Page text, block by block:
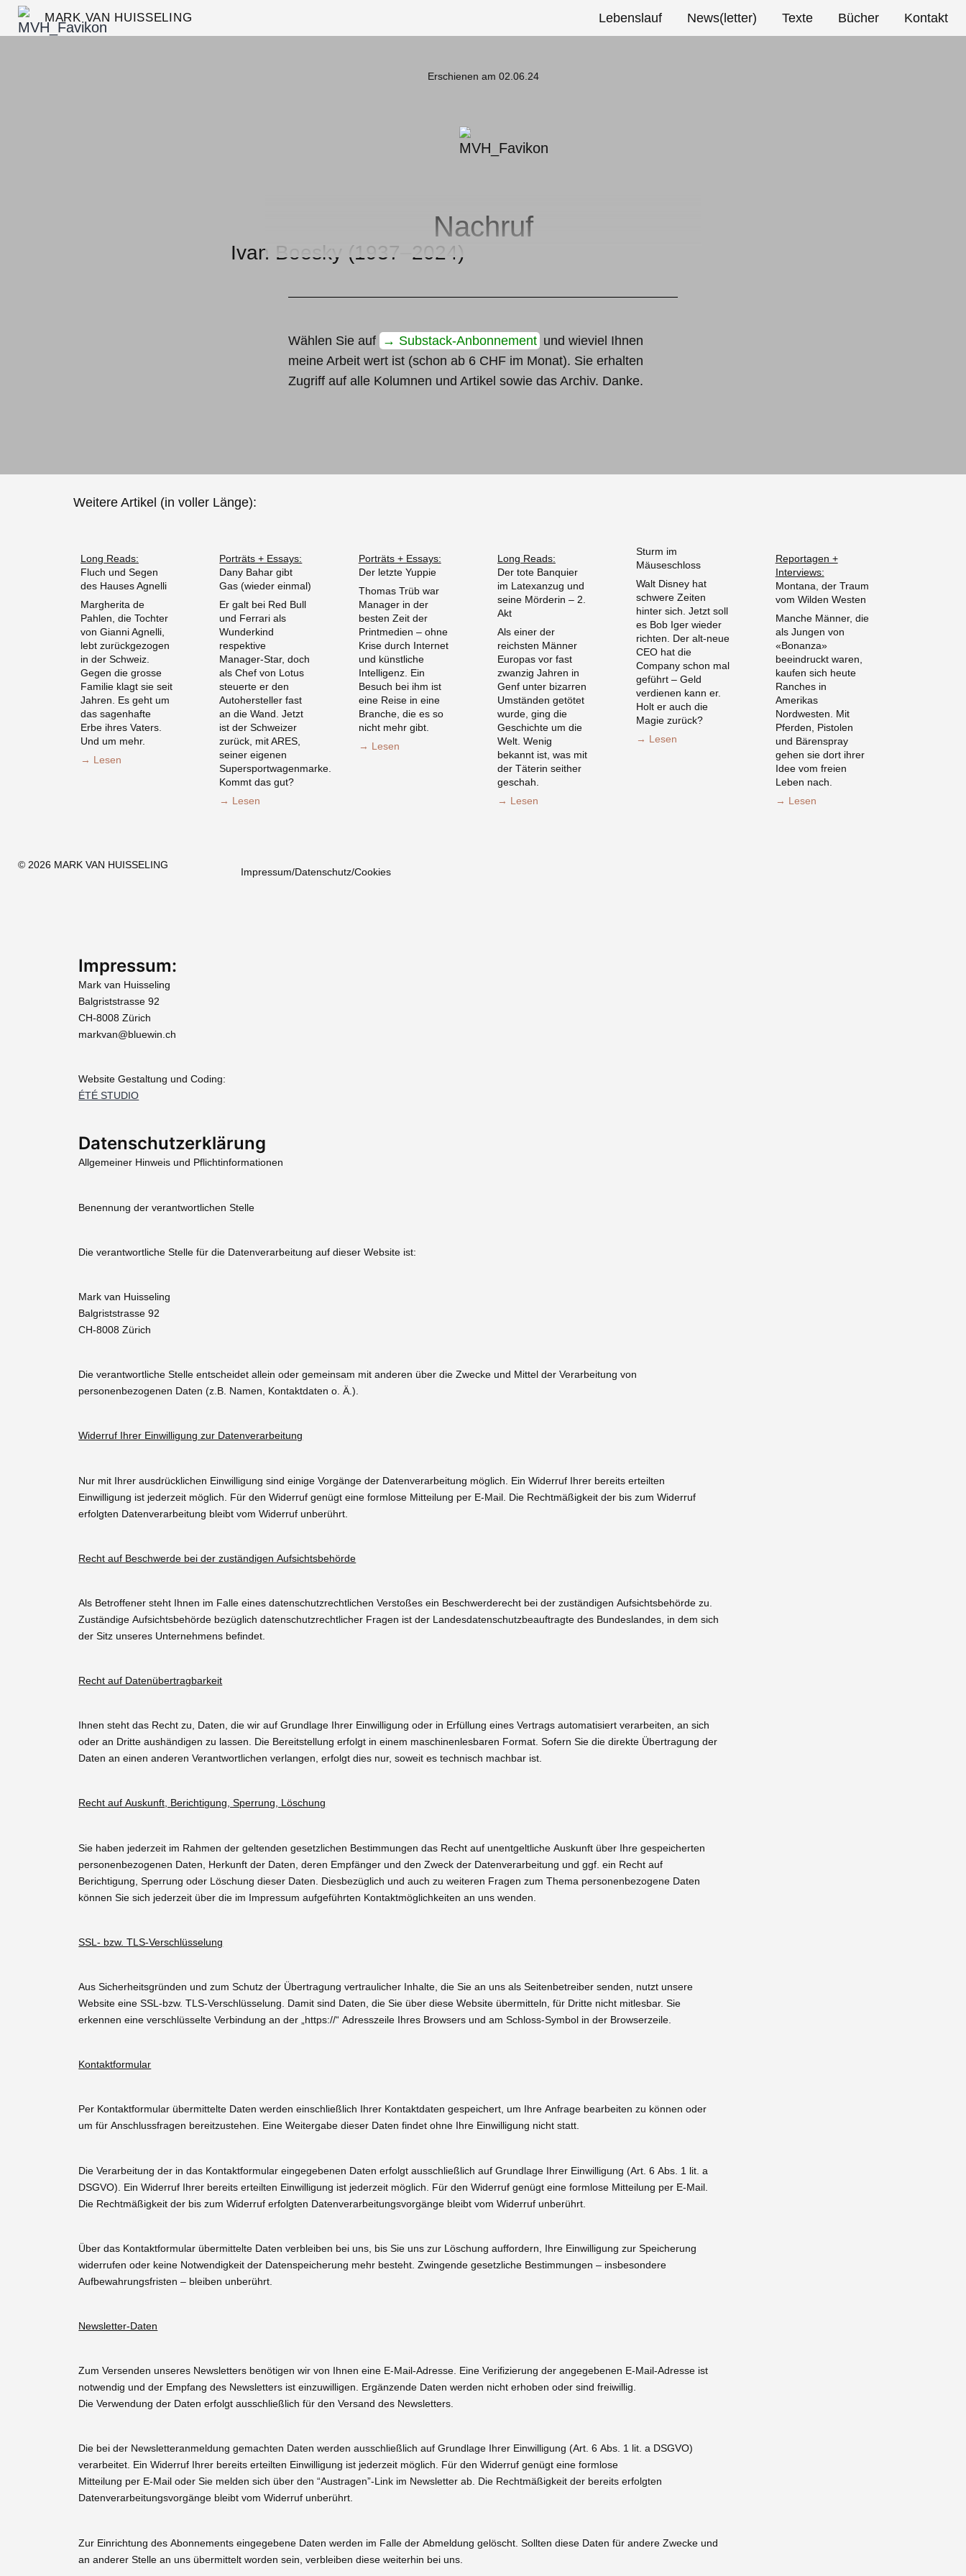
MARK VAN HUISSELING Lebenslauf News(letter) Texte Bücher Kontakt
Erschienen am 02.06.24
Nachruf
Ivan Boesky (1937–2024)
Wählen Sie auf → Substack-Anbonnement und wieviel Ihnen
meine Arbeit wert ist (schon ab 6 CHF im Monat). Sie erhalten
Zugriff auf alle Kolumnen und Artikel sowie das Archiv. Danke.
Weitere Artikel (in voller Länge):
Long Reads:
Fluch und Segen
des Hauses Agnelli
Margherita de
Pahlen, die Tochter
von Gianni Agnelli,
lebt zurückgezogen
in der Schweiz.
Gegen die grosse
Familie klagt sie seit
Jahren. Es geht um
das sagenhafte
Erbe ihres Vaters.
Und um mehr.
→ Lesen
Porträts + Essays:
Dany Bahar gibt
Gas (wieder einmal)
Er galt bei Red Bull
und Ferrari als
Wunderkind
respektive
Manager-Star, doch
als Chef von Lotus
steuerte er den
Autohersteller fast
an die Wand. Jetzt
ist der Schweizer
zurück, mit ARES,
seiner eigenen
Supersportwagenmarke.
Kommt das gut?
→ Lesen
Porträts + Essays:
Der letzte Yuppie
Thomas Trüb war
Manager in der
besten Zeit der
Printmedien – ohne
Krise durch Internet
und künstliche
Intelligenz. Ein
Besuch bei ihm ist
eine Reise in eine
Branche, die es so
nicht mehr gibt.
→ Lesen
Long Reads:
Der tote Banquier
im Latexanzug und
seine Mörderin – 2.
Akt
Als einer der
reichsten Männer
Europas vor fast
zwanzig Jahren in
Genf unter bizarren
Umständen getötet
wurde, ging die
Geschichte um die
Welt. Wenig
bekannt ist, was mit
der Täterin seither
geschah.
→ Lesen
Sturm im
Mäuseschloss
Walt Disney hat
schwere Zeiten
hinter sich. Jetzt soll
es Bob Iger wieder
richten. Der alt-neue
CEO hat die
Company schon mal
geführt – Geld
verdienen kann er.
Holt er auch die
Magie zurück?
→ Lesen
Reportagen +
Interviews:
Montana, der Traum
vom Wilden Westen
Manche Männer, die
als Jungen von
«Bonanza»
beeindruckt waren,
kaufen sich heute
Ranches in
Amerikas
Nordwesten. Mit
Pferden, Pistolen
und Bärenspray
gehen sie dort ihrer
Idee vom freien
Leben nach.
→ Lesen
© 2026 MARK VAN HUISSELING
Impressum/Datenschutz/Cookies
Impressum:
Mark van Huisseling
Balgriststrasse 92
CH-8008 Zürich
markvan@bluewin.ch
Website Gestaltung und Coding:
ÉTÉ STUDIO
Datenschutzerklärung
Allgemeiner Hinweis und Pflichtinformationen
Benennung der verantwortlichen Stelle
Die verantwortliche Stelle für die Datenverarbeitung auf dieser Website ist:
Mark van Huisseling
Balgriststrasse 92
CH-8008 Zürich
Die verantwortliche Stelle entscheidet allein oder gemeinsam mit anderen über die Zwecke und Mittel der Verarbeitung von
personenbezogenen Daten (z.B. Namen, Kontaktdaten o. Ä.).
Widerruf Ihrer Einwilligung zur Datenverarbeitung
Nur mit Ihrer ausdrücklichen Einwilligung sind einige Vorgänge der Datenverarbeitung möglich. Ein Widerruf Ihrer bereits erteilten
Einwilligung ist jederzeit möglich. Für den Widerruf genügt eine formlose Mitteilung per E-Mail. Die Rechtmäßigkeit der bis zum Widerruf
erfolgten Datenverarbeitung bleibt vom Widerruf unberührt.
Recht auf Beschwerde bei der zuständigen Aufsichtsbehörde
Als Betroffener steht Ihnen im Falle eines datenschutzrechtlichen Verstoßes ein Beschwerderecht bei der zuständigen Aufsichtsbehörde zu.
Zuständige Aufsichtsbehörde bezüglich datenschutzrechtlicher Fragen ist der Landesdatenschutzbeauftragte des Bundeslandes, in dem sich
der Sitz unseres Unternehmens befindet.
Recht auf Datenübertragbarkeit
Ihnen steht das Recht zu, Daten, die wir auf Grundlage Ihrer Einwilligung oder in Erfüllung eines Vertrags automatisiert verarbeiten, an sich
oder an Dritte aushändigen zu lassen. Die Bereitstellung erfolgt in einem maschinenlesbaren Format. Sofern Sie die direkte Übertragung der
Daten an einen anderen Verantwortlichen verlangen, erfolgt dies nur, soweit es technisch machbar ist.
Recht auf Auskunft, Berichtigung, Sperrung, Löschung
Sie haben jederzeit im Rahmen der geltenden gesetzlichen Bestimmungen das Recht auf unentgeltliche Auskunft über Ihre gespeicherten
personenbezogenen Daten, Herkunft der Daten, deren Empfänger und den Zweck der Datenverarbeitung und ggf. ein Recht auf
Berichtigung, Sperrung oder Löschung dieser Daten. Diesbezüglich und auch zu weiteren Fragen zum Thema personenbezogene Daten
können Sie sich jederzeit über die im Impressum aufgeführten Kontaktmöglichkeiten an uns wenden.
SSL- bzw. TLS-Verschlüsselung
Aus Sicherheitsgründen und zum Schutz der Übertragung vertraulicher Inhalte, die Sie an uns als Seitenbetreiber senden, nutzt unsere
Website eine SSL-bzw. TLS-Verschlüsselung. Damit sind Daten, die Sie über diese Website übermitteln, für Dritte nicht mitlesbar. Sie
erkennen eine verschlüsselte Verbindung an der „https://“ Adresszeile Ihres Browsers und am Schloss-Symbol in der Browserzeile.
Kontaktformular
Per Kontaktformular übermittelte Daten werden einschließlich Ihrer Kontaktdaten gespeichert, um Ihre Anfrage bearbeiten zu können oder
um für Anschlussfragen bereitzustehen. Eine Weitergabe dieser Daten findet ohne Ihre Einwilligung nicht statt.
Die Verarbeitung der in das Kontaktformular eingegebenen Daten erfolgt ausschließlich auf Grundlage Ihrer Einwilligung (Art. 6 Abs. 1 lit. a
DSGVO). Ein Widerruf Ihrer bereits erteilten Einwilligung ist jederzeit möglich. Für den Widerruf genügt eine formlose Mitteilung per E-Mail.
Die Rechtmäßigkeit der bis zum Widerruf erfolgten Datenverarbeitungsvorgänge bleibt vom Widerruf unberührt.
Über das Kontaktformular übermittelte Daten verbleiben bei uns, bis Sie uns zur Löschung auffordern, Ihre Einwilligung zur Speicherung
widerrufen oder keine Notwendigkeit der Datenspeicherung mehr besteht. Zwingende gesetzliche Bestimmungen – insbesondere
Aufbewahrungsfristen – bleiben unberührt.
Newsletter-Daten
Zum Versenden unseres Newsletters benötigen wir von Ihnen eine E-Mail-Adresse. Eine Verifizierung der angegebenen E-Mail-Adresse ist
notwendig und der Empfang des Newsletters ist einzuwilligen. Ergänzende Daten werden nicht erhoben oder sind freiwillig.
Die Verwendung der Daten erfolgt ausschließlich für den Versand des Newsletters.
Die bei der Newsletteranmeldung gemachten Daten werden ausschließlich auf Grundlage Ihrer Einwilligung (Art. 6 Abs. 1 lit. a DSGVO)
verarbeitet. Ein Widerruf Ihrer bereits erteilten Einwilligung ist jederzeit möglich. Für den Widerruf genügt eine formlose
Mitteilung per E-Mail oder Sie melden sich über den “Austragen”-Link im Newsletter ab. Die Rechtmäßigkeit der bereits erfolgten
Datenverarbeitungsvorgänge bleibt vom Widerruf unberührt.
Zur Einrichtung des Abonnements eingegebene Daten werden im Falle der Abmeldung gelöscht. Sollten diese Daten für andere Zwecke und
an anderer Stelle an uns übermittelt worden sein, verbleiben diese weiterhin bei uns.